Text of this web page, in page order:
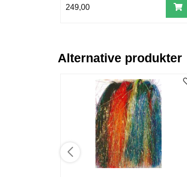
249,00
Alternative produkter